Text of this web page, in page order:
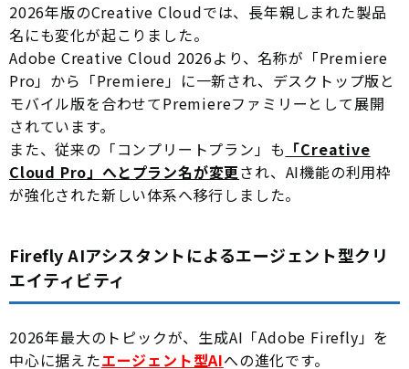
2026年版のCreative Cloudでは、長年親しまれた製品
名にも変化が起こりました。
Adobe Creative Cloud 2026より、名称が「Premiere
Pro」から「Premiere」に一新され、デスクトップ版と
モバイル版を合わせてPremiereファミリーとして展開
されています。
また、従来の「コンプリートプラン」も 「Creative
Cloud Pro」へとプラン名が変更され、AI機能の利用枠
が強化された新しい体系へ移行しました。
Firefly AIアシスタントによるエージェント型クリ
エイティビティ
2026年最大のトピックが、生成AI「Adobe Firefly」を
中心に据えたエージェント型AIへの進化です。